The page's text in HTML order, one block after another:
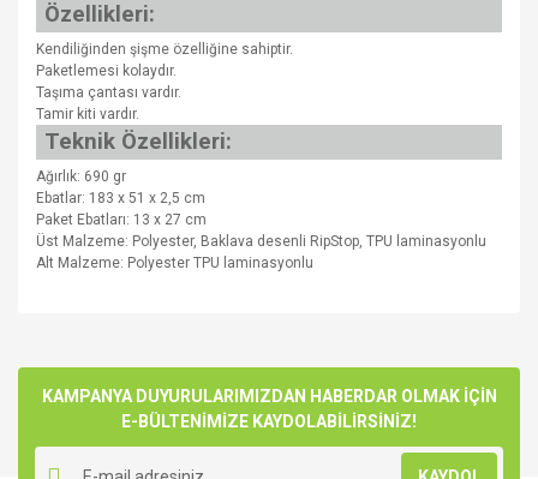
Özellikleri:
Kendiliğinden şişme özelliğine sahiptir.
Paketlemesi kolaydır.
Taşıma çantası vardır.
Tamir kiti vardır.
Teknik Özellikleri:
Ağırlık: 690 gr
Ebatlar: 183 x 51 x 2,5 cm
Paket Ebatları: 13 x 27 cm
Üst Malzeme: Polyester, Baklava desenli RipStop, TPU laminasyonlu
Alt Malzeme: Polyester TPU laminasyonlu
Yorum Yaz
kullanarak tarafımıza iletebilirsiniz.
Görüş ve önerileriniz için teşekkür ederiz.
Ürün resmi kalitesiz, bozuk veya görüntülenemiyor.
KAMPANYA DUYURULARIMIZDAN HABERDAR OLMAK İÇİN
E-BÜLTENİMİZE KAYDOLABİLİRSİNİZ!